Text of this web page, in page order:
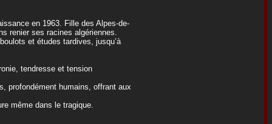
en 1963. Fille des Alpes-de-
renier ses racines algériennes.
et études tardives, jusqu’à
tendresse et tension
profondément humains, offrant aux
même dans le tragique.